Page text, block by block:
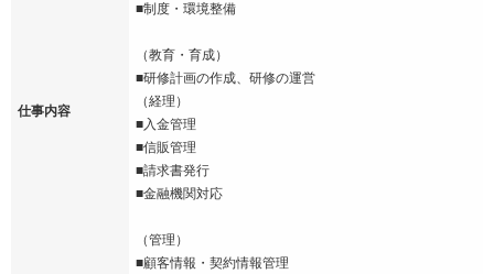
仕事内容
■制度・環境整備
（教育・育成）
■研修計画の作成、研修の運営
（経理）
■入金管理
■信販管理
■請求書発行
■金融機関対応
（管理）
■顧客情報・契約情報管理